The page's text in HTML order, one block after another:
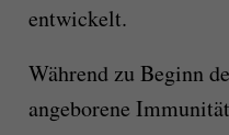
entwickelt.
Während zu Beginn
angeborene